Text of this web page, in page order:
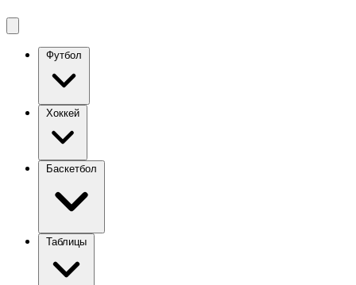
Футбол
Хоккей
Баскетбол
Таблицы